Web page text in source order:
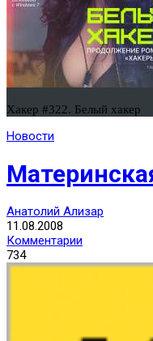
Хакер #322. Белый хакер
Новости
Анатолий Ализар
11.08.2008
Комментарии
734